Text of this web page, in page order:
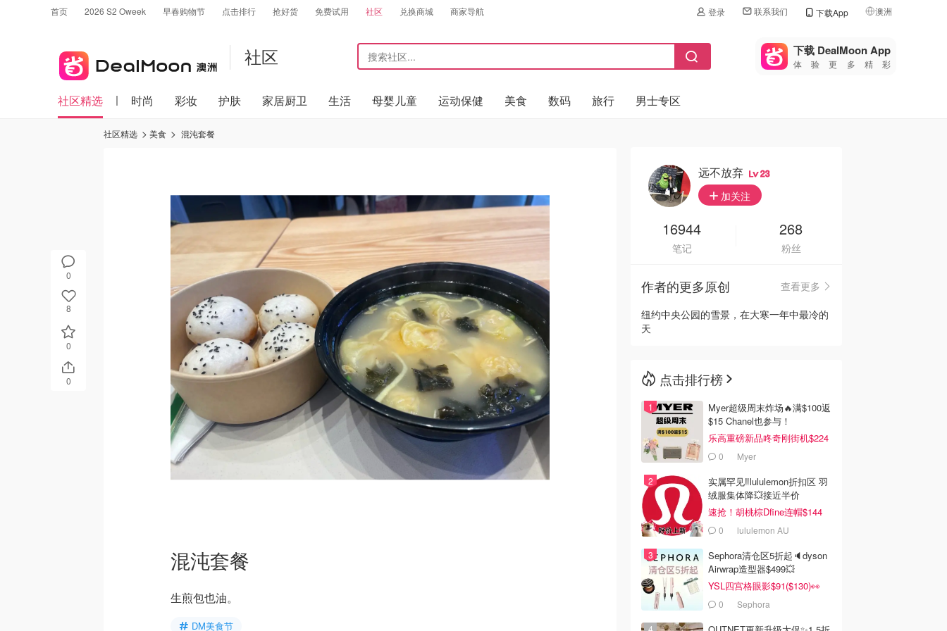
首页 2026 S2 Oweek 早春购物节 点击排行 抢好货 免费试用 社区 兑换商城 商家导航 登录 联系我们 下载App 澳洲
🇺🇸
🇨🇳 中国
🇮🇹
🇦🇺
🇳🇿新西兰
社区 下载 DealMoon App
体验更多精彩
社区精选 时尚 彩妆 护肤 家居厨卫 生活 母婴儿童 运动保健 美食 数码 旅行 男士专区
0
8
0
0
社区精选 美食 混沌套餐
混沌套餐
生煎包也油。
DM美食节
远不放弃 23
加关注
16944
笔记
268
粉丝
作者的更多原创
查看更多
纽约中央公园的雪景，在大寒一年中最冷的
天
点击排行榜
Myer超级周末炸场🔥满$100返
$15 Chanel也参与！
乐高重磅新品咚奇刚街机$224
0 Myer
实属罕见‼️lululemon折扣区 羽
绒服集体降💥接近半价
速抢！胡桃棕Dfine连帽$144
0 lululemon AU
Sephora清仓区5折起🔈dyson
Airwrap造型器$499💥
YSL四宫格眼影$91($130)👀
0 Sephora